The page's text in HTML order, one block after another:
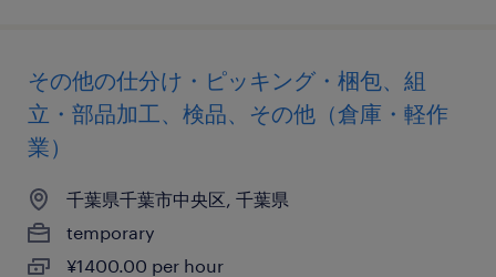
その他の仕分け・ピッキング・梱包、組
立・部品加工、検品、その他（倉庫・軽作
業）
千葉県千葉市中央区, 千葉県
temporary
¥1400.00 per hour